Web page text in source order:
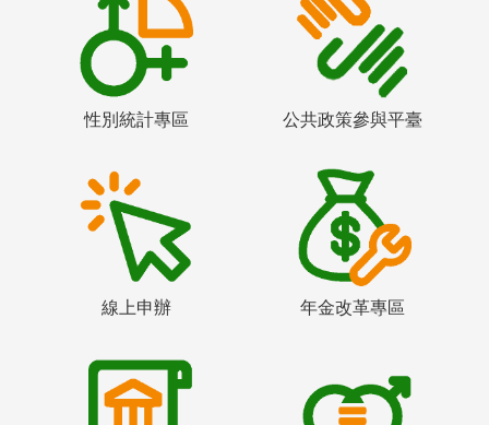
性別統計專區 公共政策參與平臺
線上申辦 年金改革專區